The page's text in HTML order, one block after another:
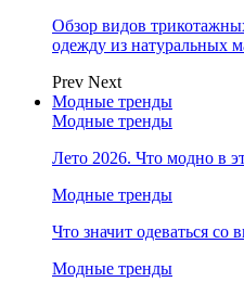
Обзор видов
одежду из натуральных
Prev Next
Модные тренды
Модные тренды
Лето 2026. Что модно в
Модные тренды
Что значит одеваться со
Модные тренды